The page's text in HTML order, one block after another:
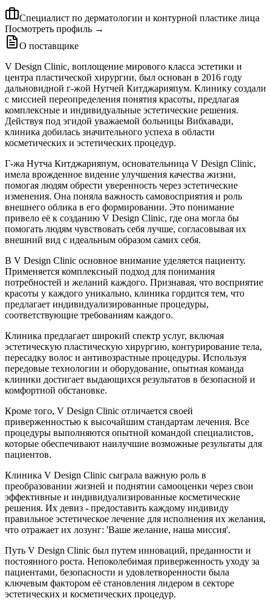
Специалист по дерматологии и контурной пластике лица
Посмотреть профиль →
О поставщике
V Design Clinic, воплощение мирового класса эстетики и
центра пластической хирургии, был основан в 2016 году
дальновидной г-жой Нутчей Китджарияпум. Клинику создали
с миссией переопределения понятия красоты, предлагая
комплексные и индивидуальные эстетические решения.
Действуя под эгидой уважаемой больницы Вибхавади,
клиника добилась значительного успеха в области
косметических и эстетических процедур.
Г-жа Нутча Китджарияпум, основательница V Design Clinic,
имела врожденное видение улучшения качества жизни,
помогая людям обрести уверенность через эстетические
изменения. Она поняла важность самовосприятия и роль
внешнего облика в его формировании. Это понимание
привело её к созданию V Design Clinic, где она могла бы
помогать людям чувствовать себя лучше, согласовывая их
внешний вид с идеальным образом самих себя.
В V Design Clinic основное внимание уделяется пациенту.
Применяется комплексный подход для понимания
потребностей и желаний каждого. Признавая, что восприятие
красоты у каждого уникально, клиника гордится тем, что
предлагает индивидуализированные процедуры,
соответствующие требованиям каждого.
Клиника предлагает широкий спектр услуг, включая
эстетическую пластическую хирургию, контурирование тела,
пересадку волос и антивозрастные процедуры. Используя
передовые технологии и оборудование, опытная команда
клиники достигает выдающихся результатов в безопасной и
комфортной обстановке.
Кроме того, V Design Clinic отличается своей
приверженностью к высочайшим стандартам лечения. Все
процедуры выполняются опытной командой специалистов,
которые обеспечивают наилучшие возможные результаты для
пациентов.
Клиника V Design Clinic сыграла важную роль в
преобразовании жизней и поднятии самооценки через свои
эффективные и индивидуализированные косметические
решения. Их девиз - предоставить каждому индивиду
правильное эстетическое лечение для исполнения их желания,
что отражает их лозунг: 'Ваше желание, наша миссия'.
Путь V Design Clinic был путем инноваций, преданности и
постоянного роста. Непоколебимая приверженность уходу за
пациентами, безопасности и удовлетворенности была
ключевым фактором её становления лидером в секторе
эстетических и косметических процедур.